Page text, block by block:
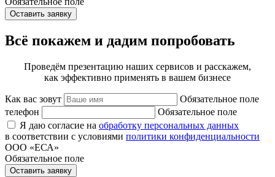
Оставить заявку
Всё покажем и дадим попробовать
Проведём презентацию наших сервисов и расскажем,
как эффективно применять в вашем бизнесе
Как вас зовут
Обязательное поле
телефон
Обязательное поле
Я даю согласие на обработку персональных данных
в соответствии с условиями политики конфиденциальности
ООО «ЕСА»
Обязательное поле
Оставить заявку